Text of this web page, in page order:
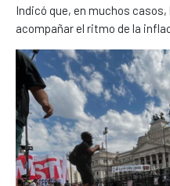
Indicó que, en muchos
acompañar el ritmo de la